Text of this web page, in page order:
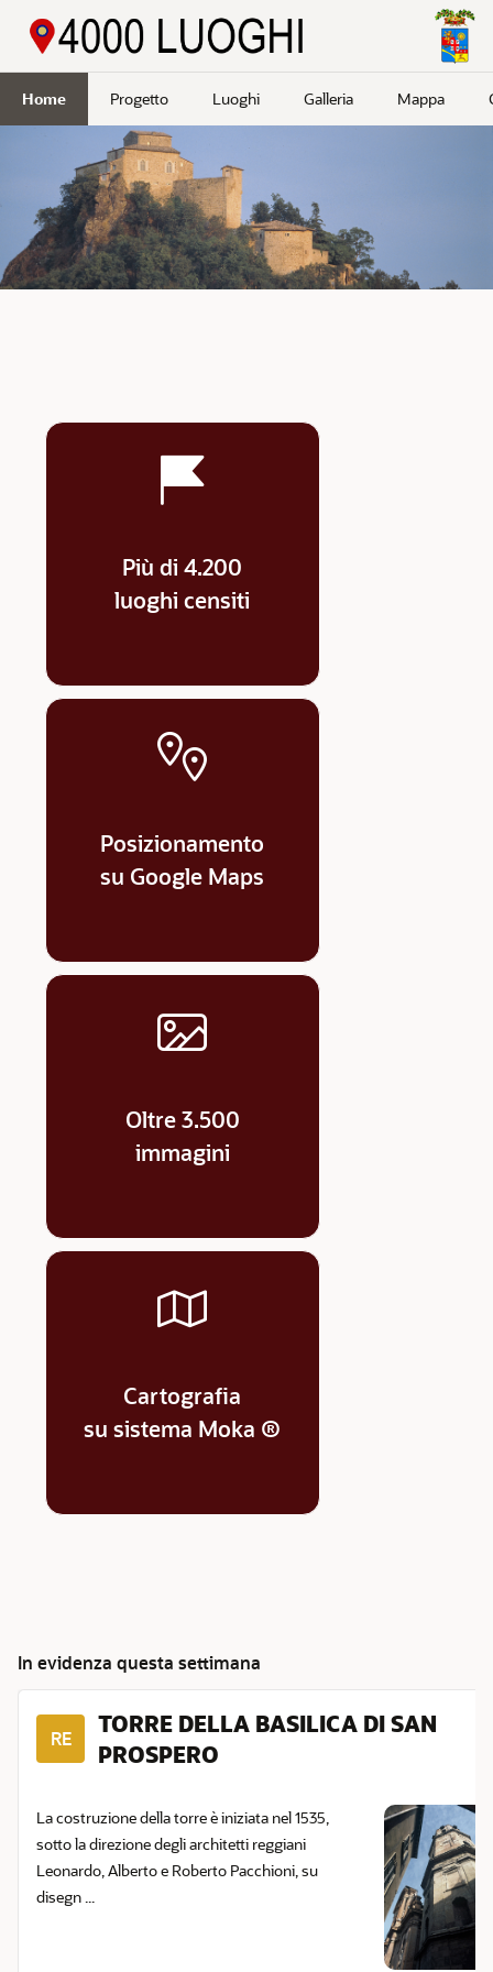
Home Progetto Luoghi Galleria Mappa
Più di 4.200
luoghi censiti
Posizionamento
su Google Maps
Oltre 3.500
immagini
Cartografia
su sistema Moka ®
In evidenza questa settimana
RE
TORRE DELLA BASILICA DI SAN
PROSPERO
La costruzione della torre è iniziata nel 1535,
sotto la direzione degli architetti reggiani
Leonardo, Alberto e Roberto Pacchioni, su
disegn ...